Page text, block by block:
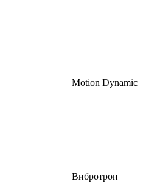
Motion Dynamic
Вибротрон